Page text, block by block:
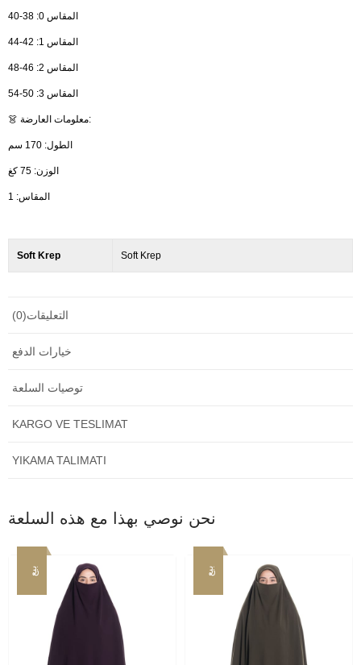
المقاس 0: 38-40
المقاس 1: 42-44
المقاس 2: 46-48
المقاس 3: 50-54
👗 معلومات العارضة:
الطول: 170 سم
الوزن: 75 كغ
المقاس: 1
Soft Krep Soft Krep
التعليقات(0)
خيارات الدفع
توصيات السلعة
KARGO VE TESLIMAT
YIKAMA TALIMATI
نحن نوصي بهذا مع هذه السلعة
بيع بيع